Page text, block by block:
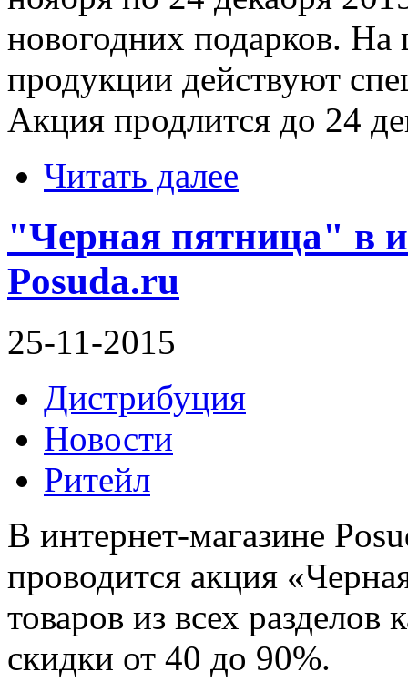
новогодних подарков.
продукции действуют
Акция продлится до 24
Читать далее
"Черная пятница" в
Posuda.ru
25-11-2015
Дистрибуция
Новости
Ритейл
В интернет-магазине
проводится акция
товаров из всех разделов
скидки от 40 до 90%.